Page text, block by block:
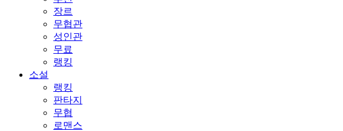
장르
무협관
성인관
무료
랭킹
소설
랭킹
판타지
무협
로맨스